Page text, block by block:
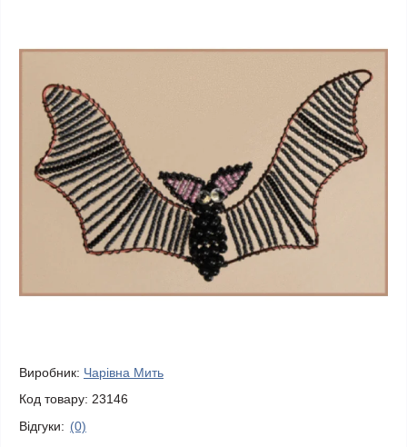
Виробник: Чарівна Мить
Код товару: 23146
Відгуки: (0)